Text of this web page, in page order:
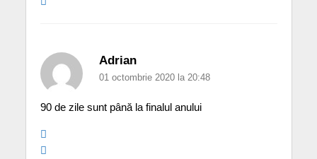
Adrian
01 octombrie 2020 la 20:48
90 de zile sunt până la finalul anului